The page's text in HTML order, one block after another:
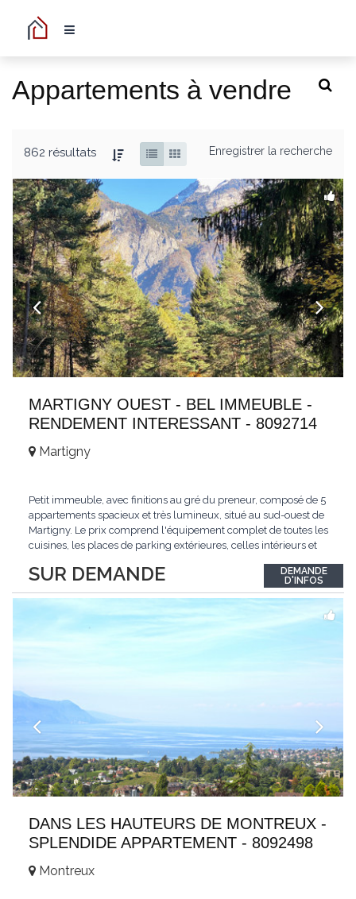
Appartements à vendre
862 résultats Enregistrer la recherche
MARTIGNY OUEST - BEL IMMEUBLE -
RENDEMENT INTERESSANT - 8092714
SUR DEMANDE
Martigny
Petit immeuble, avec finitions au gré du preneur, composé de 5
appartements spacieux et très lumineux, situé au sud-ouest de
Martigny. Le prix comprend l'équipement complet de toutes les
cuisines, les places de parking extérieures, celles intérieurs et
opportunité exclusive avec un rendement intéressant. Plus
d'informations...
DEMANDE
D'INFOS
DANS LES HAUTEURS DE MONTREUX -
SPLENDIDE APPARTEMENT - 8092498
Montreux